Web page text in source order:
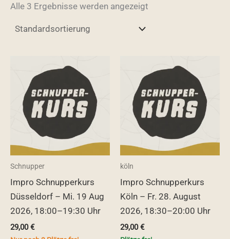
Alle 3 Ergebnisse werden angezeigt
Schnupper
Impro Schnupperkurs
Düsseldorf – Mi. 19 Aug
2026, 18:00–19:30 Uhr
29,00€
köln
Impro Schnupperkurs
Köln – Fr. 28. August
2026, 18:30–20:00 Uhr
29,00€